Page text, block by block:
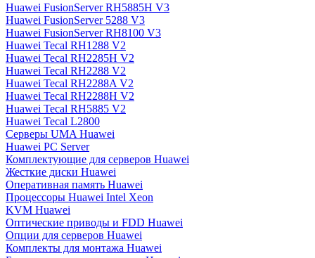
Huawei FusionServer RH5885H V3
Huawei FusionServer 5288 V3
Huawei FusionServer RH8100 V3
Huawei Tecal RH1288 V2
Huawei Tecal RH2285H V2
Huawei Tecal RH2288 V2
Huawei Tecal RH2288A V2
Huawei Tecal RH2288H V2
Huawei Tecal RH5885 V2
Huawei Tecal L2800
Серверы UMA Huawei
Huawei PC Server
Комплектующие для серверов Huawei
Жесткие диски Huawei
Оперативная память Huawei
Процессоры Huawei Intel Xeon
KVM Huawei
Оптические приводы и FDD Huawei
Опции для серверов Huawei
Комплекты для монтажа Huawei